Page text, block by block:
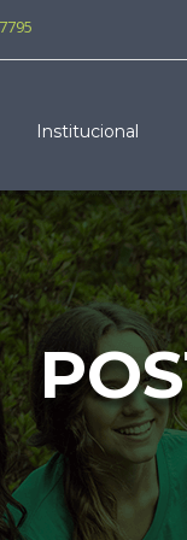
Institucional